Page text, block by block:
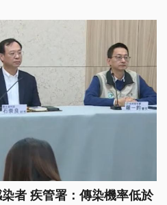
者 疾管署：傳染機率低於